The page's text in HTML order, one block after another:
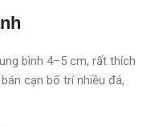
bình 4–5 cm, rất thích
cạn bố trí nhiều đá,